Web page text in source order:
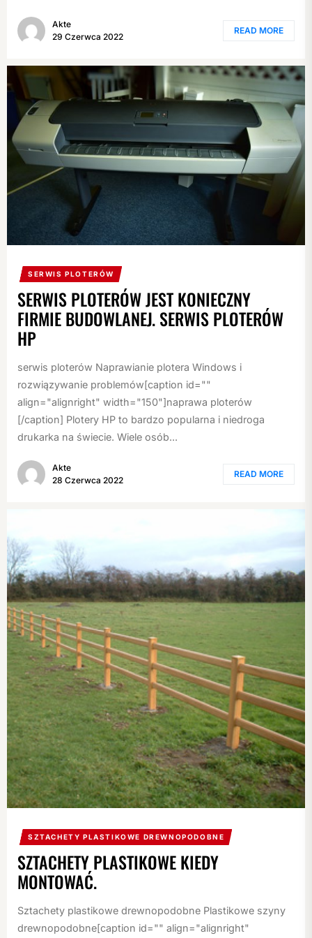
Akte
29 Czerwca 2022
READ MORE
SERWIS PLOTERÓW
SERWIS PLOTERÓW JEST KONIECZNY
FIRMIE BUDOWLANEJ. SERWIS PLOTERÓW
HP
serwis ploterów Naprawianie plotera Windows i
rozwiązywanie problemów[caption id=""
align="alignright" width="150"]naprawa ploterów
[/caption] Plotery HP to bardzo popularna i niedroga
drukarka na świecie. Wiele osób...
Akte
28 Czerwca 2022
READ MORE
SZTACHETY PLASTIKOWE DREWNOPODOBNE
SZTACHETY PLASTIKOWE KIEDY
MONTOWAĆ.
Sztachety plastikowe drewnopodobne Plastikowe szyny
drewnopodobne[caption id="" align="alignright"